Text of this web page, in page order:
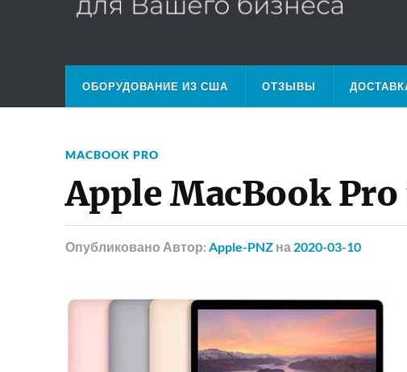
ОБОРУДОВАНИЕ ИЗ США ОТЗЫВЫ
MACBOOK PRO
Apple MacBook Pro
Опубликовано Автор: Apple-PNZ на 2020-03-10